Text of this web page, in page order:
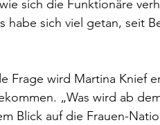
sich die Funktionäre
habe sich viel getan, seit
Frage wird Martina Knief
„Was wird ab
Blick auf die Frauen-